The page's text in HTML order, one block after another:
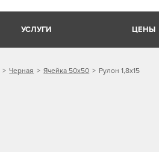
УСЛУГИ ЦЕНЫ
Черная Ячейка 50х50 Рулон 1,8х15